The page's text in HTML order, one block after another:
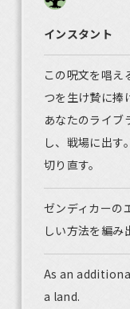
インスタント
この呪文を唱え
つを生け贄に捧
あなたのライブ
し、戦場に出す
切り直す。
ゼンディカーの
しい方法を編み
As an
a land.